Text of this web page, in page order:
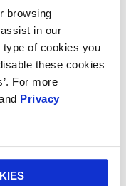
browsing
in our
of cookies you
these cookies
For more
Privacy
europeo de la
experiencia
temas de